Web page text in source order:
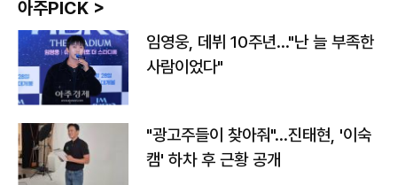
아주PICK >
임영웅, 데뷔 10주년…"난 늘 부족한
사람이었다"
"광고주들이 찾아줘"…진태현, '이숙
캠' 하차 후 근황 공개